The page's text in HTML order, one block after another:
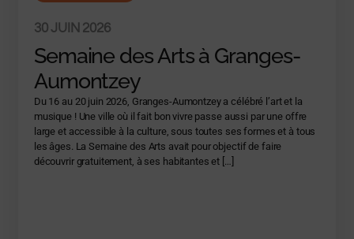
30 JUIN 2026
Semaine des Arts à Granges-
Aumontzey
Du 16 au 20 juin 2026, Granges-Aumontzey a célébré l’art et la
musique ! Une ville où il fait bon vivre passe aussi par une offre
large et accessible à la culture, sous toutes ses formes et à tous
les âges. La Semaine des Arts avait pour objectif de faire
découvrir gratuitement, à ses habitantes et […]